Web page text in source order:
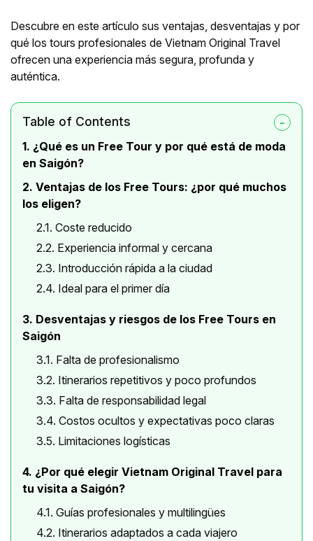
Descubre en este artículo sus ventajas, desventajas y por
qué los tours profesionales de Vietnam Original Travel
ofrecen una experiencia más segura, profunda y
auténtica.
Table of Contents
1. ¿Qué es un Free Tour y por qué está de moda
en Saigón?
2. Ventajas de los Free Tours: ¿por qué muchos
los eligen?
2.1. Coste reducido
2.2. Experiencia informal y cercana
2.3. Introducción rápida a la ciudad
2.4. Ideal para el primer día
3. Desventajas y riesgos de los Free Tours en
Saigón
3.1. Falta de profesionalismo
3.2. Itinerarios repetitivos y poco profundos
3.3. Falta de responsabilidad legal
3.4. Costos ocultos y expectativas poco claras
3.5. Limitaciones logísticas
4. ¿Por qué elegir Vietnam Original Travel para
tu visita a Saigón?
4.1. Guías profesionales y multilingües
4.2. Itinerarios adaptados a cada viajero